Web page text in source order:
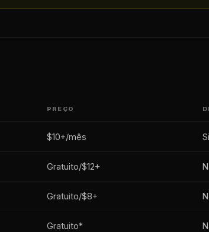
PREÇO
$10+/mês
Gratuito/$12+
Gratuito/$8+
Gratuito*